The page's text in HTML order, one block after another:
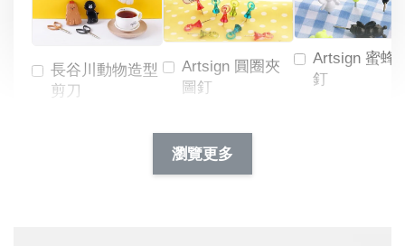
長谷川動物造型
剪刀
Artsign 圓圈夾
圖釘
NT$ 19.00
NT$ 66.00
Artsign 蜜蜂
釘
瀏覽更多